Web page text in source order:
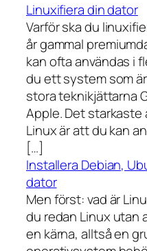
Linuxifiera din dator
Varför ska du
år gammal
kan ofta användas i
du ett system som
stora teknikjättarna
Apple. Det
Linux är att du kan
[…]
Installera Debian,
dator
Men först: vad är
du redan Linux utan
en kärna, alltså en